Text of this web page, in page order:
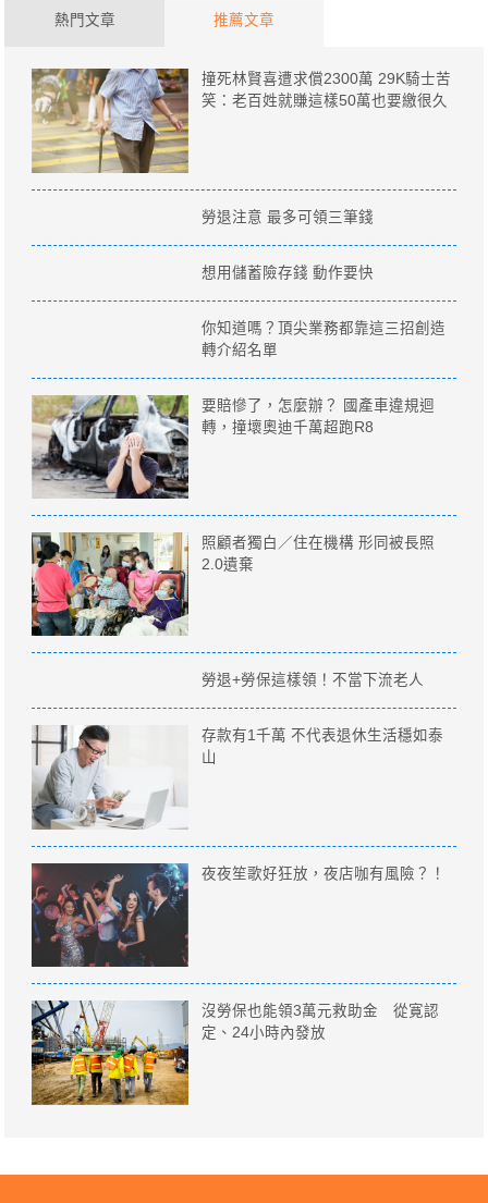
熱門文章 推薦文章
撞死林賢喜遭求償2300萬 29K騎士苦
笑：老百姓就賺這樣50萬也要繳很久
勞退注意 最多可領三筆錢
想用儲蓄險存錢 動作要快
你知道嗎？頂尖業務都靠這三招創造
轉介紹名單
要賠慘了，怎麼辦？ 國產車違規迴
轉，撞壞奧迪千萬超跑R8
照顧者獨白／住在機構 形同被長照
2.0遺棄
勞退+勞保這樣領！不當下流老人
存款有1千萬 不代表退休生活穩如泰
山
夜夜笙歌好狂放，夜店咖有風險？！
沒勞保也能領3萬元救助金 從寛認
定、24小時內發放